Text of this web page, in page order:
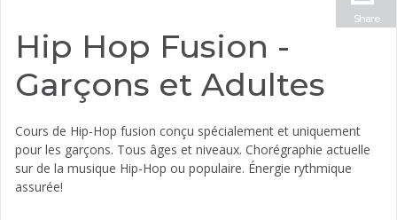
Share
Hip Hop Fusion -
Garçons et Adultes
Cours de Hip-Hop fusion conçu spécialement et uniquement
pour les garçons. Tous âges et niveaux. Chorégraphie actuelle
sur de la musique Hip-Hop ou populaire. Énergie rythmique
assurée!